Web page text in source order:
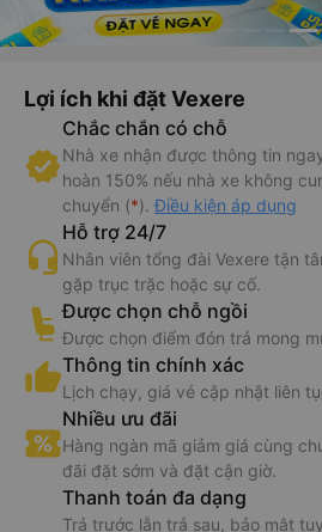
Lợi ích khi đặt Vexere
Chắc chắn có chỗ
Nhà xe nhận được thông tin
hoàn 150% nếu nhà xe không
chuyển (*). Điều kiện áp dụng
Hỗ trợ 24/7
Nhân viên tổng đài Vexere tận
gặp trục trặc hoặc sự cố.
Được chọn chỗ ngồi
Được chọn điểm đón trả mong
Thông tin chính xác
Lịch chạy, giá vé cập nhật liên
Nhiều ưu đãi
Hàng ngàn mã giảm giá cùng
đãi đặt sớm và đặt cận giờ.
Thanh toán đa dạng
Trả trước lẫn trả sau, bảo mật